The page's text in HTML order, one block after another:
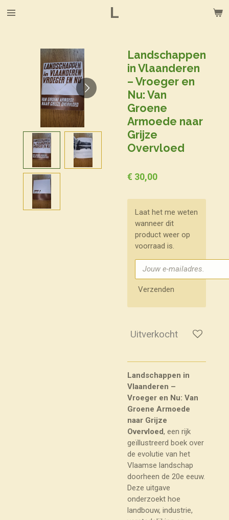
Ga
hoofdinhoud
L
Landschappen
in Vlaanderen
– Vroeger en
Nu: Van
Groene
Armoede naar
Grijze
Overvloed
€ 30,00
Laat het me weten
wanneer dit
product weer op
voorraad is.
Verzenden
Uitverkocht
Landschappen in
Vlaanderen –
Vroeger en Nu: Van
Groene Armoede
naar Grijze
Overvloed, een rijk
geïllustreerd boek over
de evolutie van het
Vlaamse landschap
doorheen de 20e eeuw.
Deze uitgave
onderzoekt hoe
landbouw, industrie,